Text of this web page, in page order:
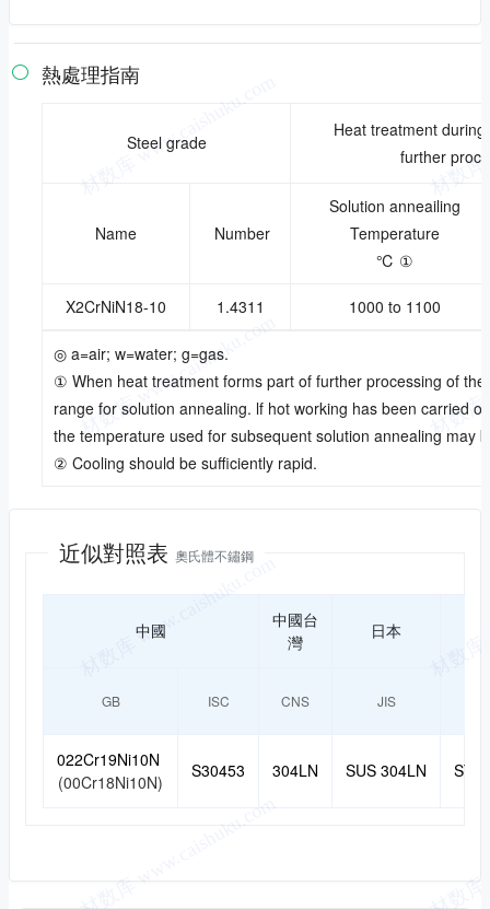
 熱處理指南
Steel grade
Heat treatment
further
Name Number
Solution anneailing
Temperature
℃ ①
X2CrNiN18-10 1.4311 1000 to 1100
◎ a=air; w=water; g=gas.
① When heat treatment forms part of further processing of
range for solution annealing. lf hot working has been carried
the temperature used for subsequent solution annealing may
② Cooling should be sufficiently rapid.
近似對照表 奧氏體不鏽鋼
中國
中國台
灣
日本
GB ISC CNS JIS
022Cr19Ni10N
(00Cr18Ni10N)
S30453 304LN SUS 304LN STS